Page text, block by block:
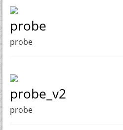
probe
probe
probe_v2
probe